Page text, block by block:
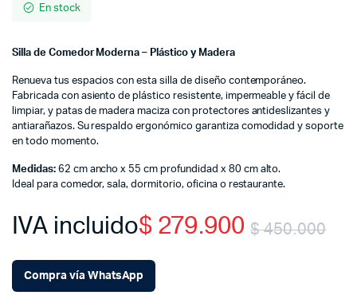
En stock
Silla de Comedor Moderna – Plástico y Madera
Renueva tus espacios con esta silla de diseño contemporáneo.
Fabricada con asiento de plástico resistente, impermeable y fácil de
limpiar, y patas de madera maciza con protectores antideslizantes y
antiarañazos. Su respaldo ergonómico garantiza comodidad y soporte
en todo momento.
Medidas:62 cm ancho x 55 cm profundidad x 80 cm alto.
Ideal para comedor, sala, dormitorio, oficina o restaurante.
$450.000
$279.900
IVA incluido
Compra vía WhatsApp